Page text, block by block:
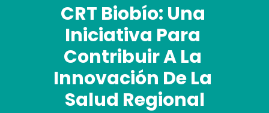
CRT Biobío: Una
Iniciativa Para
Contribuir A La
Innovación De La
Salud Regional